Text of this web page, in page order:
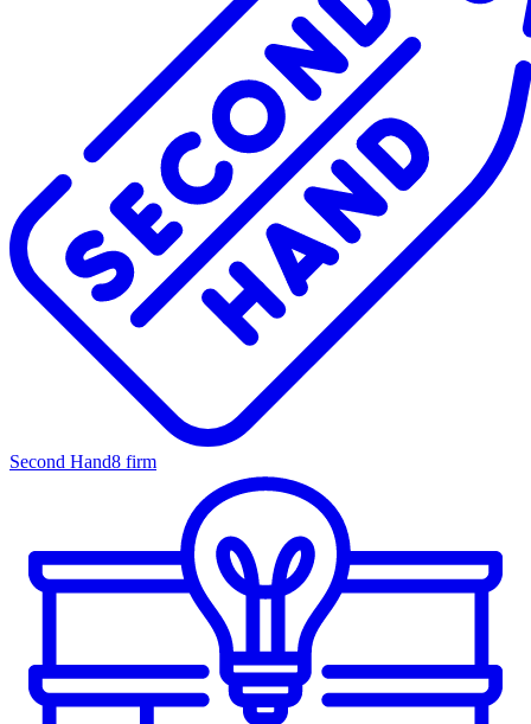
Second Hand8 firm